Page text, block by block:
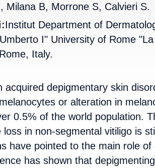
Milana B, Morrone S, Calvieri S.
Institut Department of
I" University of Rome
Italy.
acquired depigmentary skin
or alteration in
0.5% of the world population.
loss in non-segmental vitiligo is
have pointed to the main role of
has shown that